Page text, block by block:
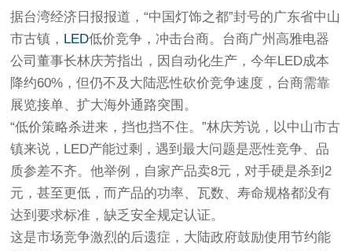
据台湾经济日报报道，“中国灯饰之都”封号的广东省中山
市古镇， LED低价竞争，冲击台商。台商广州高雅电器
公司董事长林庆芳指出，因自动化生产，今年LED成本
降约60%，但仍不及大陆恶性砍价竞争速度，台商需靠
展览接单、扩大海外通路突围。
“低价策略杀进来，挡也挡不住。”林庆芳说，以中山市古
镇来说，LED产能过剩，遇到最大问题是恶性竞争、品
质参差不齐。他举例，自家产品卖8元，对手硬是杀到2
元，甚至更低，而产品的功率、瓦数、寿命规格都没有
达到要求标准，缺乏安全规定认证。
这是市场竞争激烈的后遗症，大陆政府鼓励使用节约能